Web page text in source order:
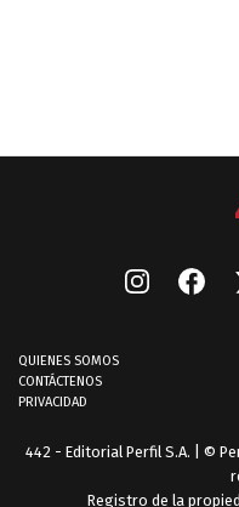
QUIENES SOMOS
CONTÁCTENOS
PRIVACIDAD
442 - Editorial Perfil S.A. | ©
Registro de la